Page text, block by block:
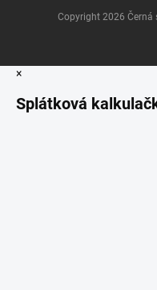
Copyright 2026 Černá
×
Splátková